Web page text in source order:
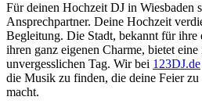
Für deinen Hochzeit DJ in Wiesbaden
Ansprechpartner. Deine Hochzeit
Begleitung. Die Stadt, bekannt für ihre
ihren ganz eigenen Charme, bietet
unvergesslichen Tag. Wir bei 123DJ.de
die Musik zu finden, die deine Feier zu
macht.